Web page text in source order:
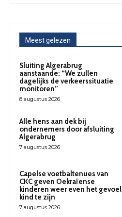
Meest gelezen
Sluiting Algerabrug
aanstaande: “We zullen
dagelijks de verkeerssituatie
monitoren”
8 augustus 2026
Alle hens aan dek bij
ondernemers door afsluiting
Algerabrug
7 augustus 2026
Capelse voetbaltenues van
CKC geven Oekraïense
kinderen weer even het gevoel
kind te zijn
7 augustus 2026